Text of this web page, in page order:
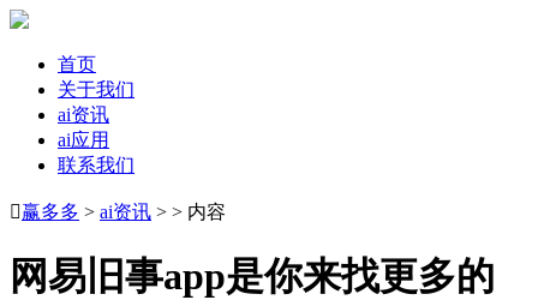
首页
关于我们
ai资讯
ai应用
联系我们
赢多多 > ai资讯 > > 内容
网易旧事app是你来找更多的